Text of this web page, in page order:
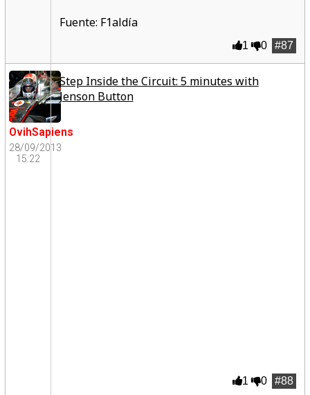
Fuente: F1aldía
#87
1 0
OvihSapiens
28/09/2013
15:22
Step Inside the Circuit: 5 minutes with
Jenson Button
#88
1 0